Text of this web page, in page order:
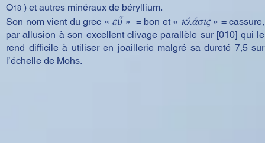
O18 ) et autres minéraux de béryllium.
Son nom vient du grec « εὖ » = bon et « κλάσις » = cassure,
par allusion à son excellent clivage parallèle sur [010] qui le
rend difficile à utiliser en joaillerie malgré sa dureté 7,5 sur
l’échelle de Mohs.